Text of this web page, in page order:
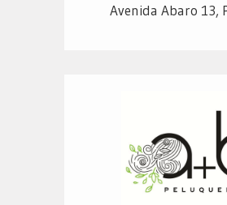
Avenida Abaro 13,